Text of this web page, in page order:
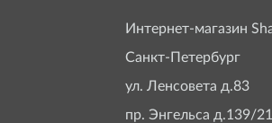
Интернет-магазин
Санкт-Петербург
ул. Ленсовета д.83
пр. Энгельса д.139/21